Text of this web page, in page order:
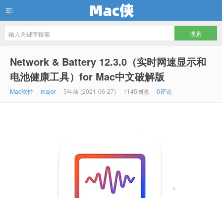
Network & Battery 12.3.0（实时网速显示和
电池健康工具）for Mac中文破解版
Mac软件 major 5年前 (2021-06-27) 1145浏览 0评论